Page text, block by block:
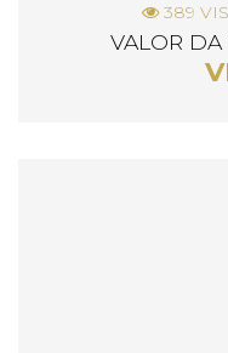
389
VALOR